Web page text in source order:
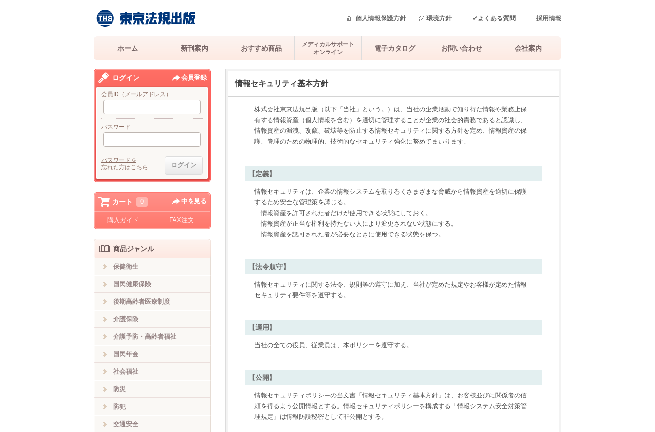
個人情報保護方針 環境方針 ✔よくある質問 採用情報
ホーム 新刊案内 おすすめ商品
メディカルサポート
オンライン
電子カタログ お問い合わせ 会社案内
情報セキュリティ基本方針
株式会社東京法規出版（以下「当社」という。）は、当社の企業活動で知り得た情報や業務上保
有する情報資産（個人情報を含む）を適切に管理することが企業の社会的責務であると認識し、
情報資産の漏洩、改竄、破壊等を防止する情報セキュリティに関する方針を定め、情報資産の保
護、管理のための物理的、技術的なセキュリティ強化に努めてまいります。
【定義】
情報セキュリティは、企業の情報システムを取り巻くさまざまな脅威から情報資産を適切に保護
するため安全な管理策を講じる。
情報資産を許可された者だけが使用できる状態にしておく。
情報資産が正当な権利を持たない人により変更されない状態にする。
情報資産を認可された者が必要なときに使用できる状態を保つ。
【法令順守】
情報セキュリティに関する法令、規則等の遵守に加え、当社が定めた規定やお客様が定めた情報
セキュリティ要件等を遵守する。
【適用】
当社の全ての役員、従業員は、本ポリシーを遵守する。
【公開】
情報セキュリティポリシーの当文書「情報セキュリティ基本方針」は、お客様並びに関係者の信
頼を得るよう公開情報とする。情報セキュリティポリシーを構成する「情報システム安全対策管
理規定」は情報防護秘密として非公開とする。
ログイン 会員登録
会員ID（メールアドレス）
パスワード
パスワードを
忘れた方はこちら
カート 0 中を見る
購入ガイド FAX注文
商品ジャンル
保健衛生
国民健康保険
後期高齢者医療制度
介護保険
介護予防・高齢者福祉
国民年金
社会福祉
防災
防犯
交通安全